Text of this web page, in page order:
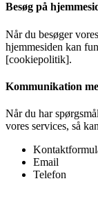
Besøg på
Når du besøger
hjemmesiden kan
[cookiepolitik].
Kommunikation
Når du har
vores services, så
Email
Telefon